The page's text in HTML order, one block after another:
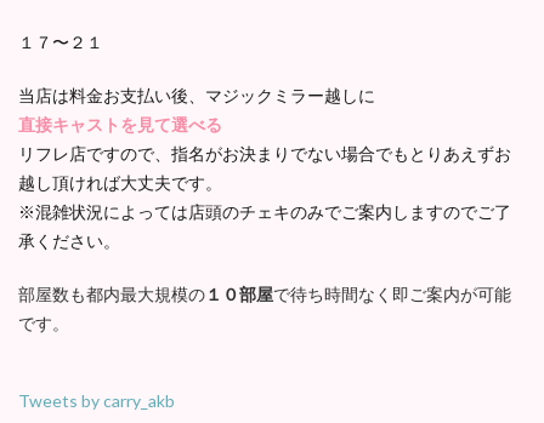
１７〜２１
当店は料金お支払い後、マジックミラー越しに
直接キャストを見て選べる
リフレ店ですので、指名がお決まりでない場合でもとりあえずお
越し頂ければ大丈夫です。
※混雑状況によっては店頭のチェキのみでご案内しますのでご了
承ください。
部屋数も都内最大規模の１０部屋で待ち時間なく即ご案内が可能
です。
Tweets by carry_akb